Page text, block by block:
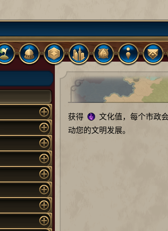
获得
文化值，每个市政
动您的文明发展。